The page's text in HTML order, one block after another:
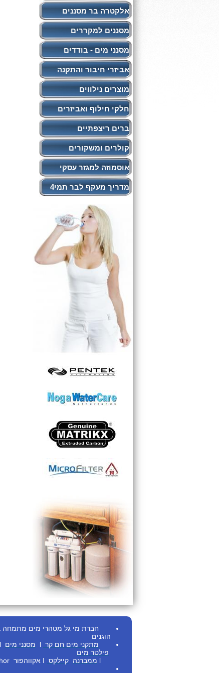
אלקטרה בר מסננים
מסננים למקררים
מסנני מים - בודדים
אביזרי חיבור והתקנה
מוצרים נילווים
חלקי חילוף ואביזרים
ברים ריצפתיים
קולרים ומשקורים
אוסמוזה למגזר עסקי
מדריך מעקף לבר תמי4
חברת מי גל מטהרי מים מתמחה
הוגנים
מתקני מים חם קר מסנני מים
פילטר מים
ממברנה קיילקס
אקווהפור Aquaphor